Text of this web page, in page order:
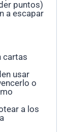
puntos)
a escapar
cartas
usar
o
a los